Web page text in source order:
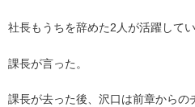
社長もうちを辞めた2人が活躍して
課長が言った。
課長が去った後、沢口は前章からの